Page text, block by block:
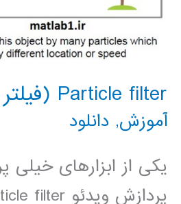
Particle filter (فیلتر ذره)
آموزش, دانلود
یکی از ابزارهای خیلی